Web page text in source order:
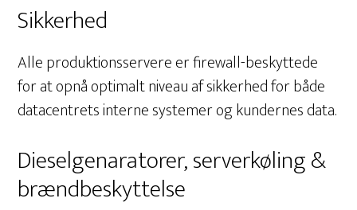
Sikkerhed
Alle produktionsservere er firewall-beskyttede
for at opnå optimalt niveau af sikkerhed for både
datacentrets interne systemer og kundernes data.
Dieselgenaratorer, serverkøling &
brændbeskyttelse